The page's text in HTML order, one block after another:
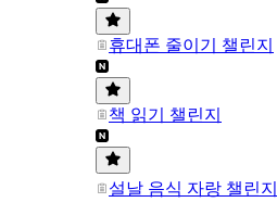
휴대폰 줄이기 챌린지
책 읽기 챌린지
설날 음식 자랑 챌린지